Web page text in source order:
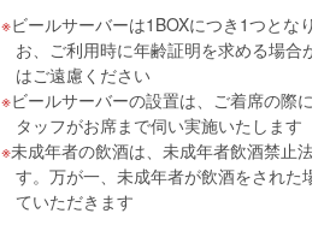
ビールサーバーは1BOXにつき1つとなり
お、ご利用時に年齢証明を求める場合が
はご遠慮ください
ビールサーバーの設置は、ご着席の際に
タッフがお席まで伺い実施いたします
未成年者の飲酒は、未成年者飲酒禁止法
す。万が一、未成年者が飲酒をされた場
ていただきます